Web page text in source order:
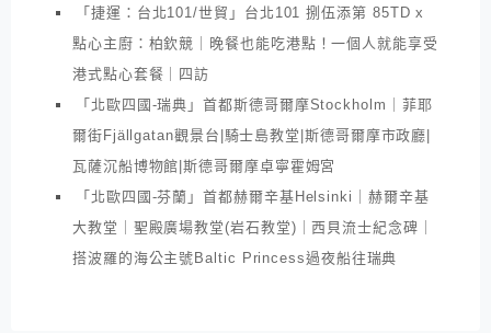
「捷運：台北101/世貿」台北101 捌伍添第 85TD x
點心主廚：柏欽競｜晚餐也能吃港點！一個人就能享受
港式點心套餐｜四訪
「北歐四國-瑞典」首都斯德哥爾摩Stockholm｜菲耶
爾街Fjällgatan觀景台|騎士島教堂|斯德哥爾摩市政廳|
瓦薩沉船博物館|斯德哥爾摩卓寧霍姆宮
「北歐四國-芬蘭」首都赫爾辛基Helsinki｜赫爾辛基
大教堂｜聖殿廣場教堂(岩石教堂)｜西貝流士紀念碑｜
搭波羅的海公主號Baltic Princess過夜船往瑞典